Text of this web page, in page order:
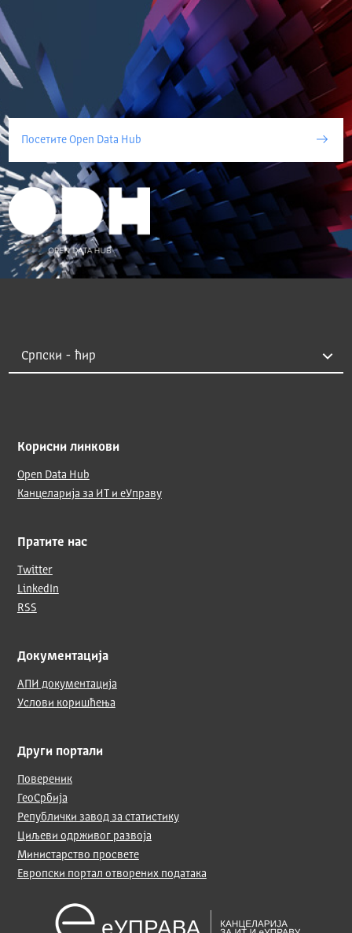
Посетите Open Data Hub
Корисни линкови
Open Data Hub
Канцеларија за ИТ и еУправу
Пратите нас
Twitter
LinkedIn
RSS
Документација
АПИ документација
Услови коришћења
Други портали
Повереник
ГеоСрбија
Републички завод за статистику
Циљеви одрживог развоја
Министарство просвете
Европски портал отворених података